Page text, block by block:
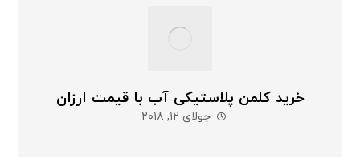
خرید کلمن پلاستیکی آب با قیمت ارزان
جولای ۱۲, ۲۰۱۸